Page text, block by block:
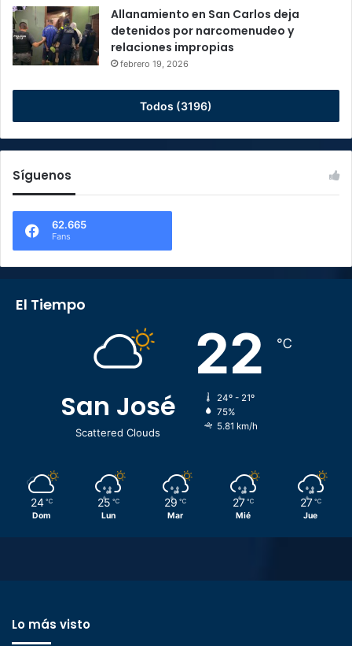
Allanamiento en San Carlos deja
detenidos por narcomenudeo y
relaciones impropias
febrero 19, 2026
Todos (3196)
Síguenos
62.665
Fans
El Tiempo
San José
Scattered Clouds
22 ℃
24º - 21º
75%
5.81 km/h
24 ℃
Dom
25 ℃
Lun
29 ℃
Mar
27 ℃
Mié
27 ℃
Jue
Lo más visto